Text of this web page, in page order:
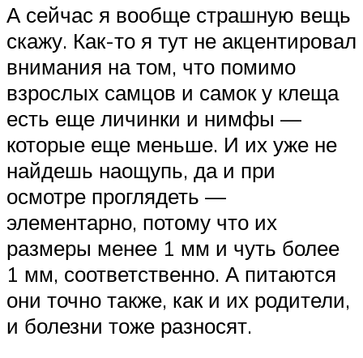
А сейчас я вообще страшную вещь
скажу. Как-то я тут не акцентировал
внимания на том, что помимо
взрослых самцов и самок у клеща
есть еще личинки и нимфы —
которые еще меньше. И их уже не
найдешь наощупь, да и при
осмотре проглядеть —
элементарно, потому что их
размеры менее 1 мм и чуть более
1 мм, соответственно. А питаются
они точно также, как и их родители,
и болезни тоже разносят.